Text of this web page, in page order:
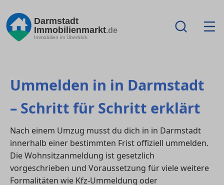
Darmstadt
Immobilienmarkt.de
Immobilien im Überblick
Ummelden in in Darmstadt
– Schritt für Schritt erklärt
Nach einem Umzug musst du dich in in Darmstadt
innerhalb einer bestimmten Frist offiziell ummelden.
Die Wohnsitzanmeldung ist gesetzlich
vorgeschrieben und Voraussetzung für viele weitere
Formalitäten wie Kfz-Ummeldung oder